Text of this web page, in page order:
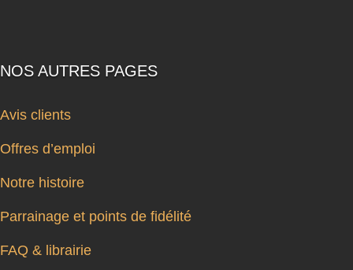
NOS AUTRES PAGES
Avis clients
Offres d’emploi
Notre histoire
Parrainage et points de fidélité
FAQ & librairie